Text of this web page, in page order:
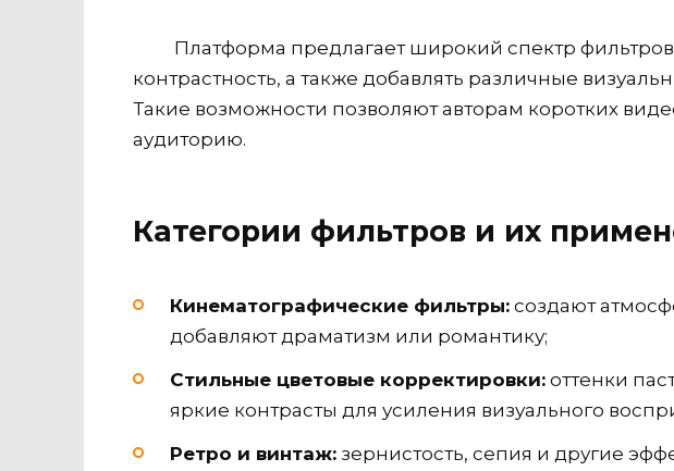
Платформа предлагает широкий спектр
контрастность, а также добавлять различные
Такие возможности позволяют авторам коротких
аудиторию.
Категории фильтров и их
Кинематографические фильтры: создают
добавляют драматизм или романтику;
Стильные цветовые корректировки: оттенки
яркие контрасты для усиления визуального
Ретро и винтаж: зернистость, сепия и другие